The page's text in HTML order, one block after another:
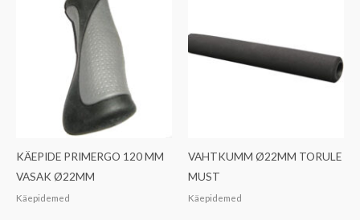
KÄEPIDE PRIMERGO 120 MM
VASAK Ø22MM
Käepidemed
VAHTKUMM Ø22MM TORULE
MUST
Käepidemed